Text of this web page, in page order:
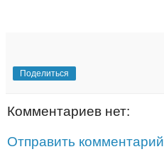
Поделиться
Комментариев нет:
Отправить комментарий